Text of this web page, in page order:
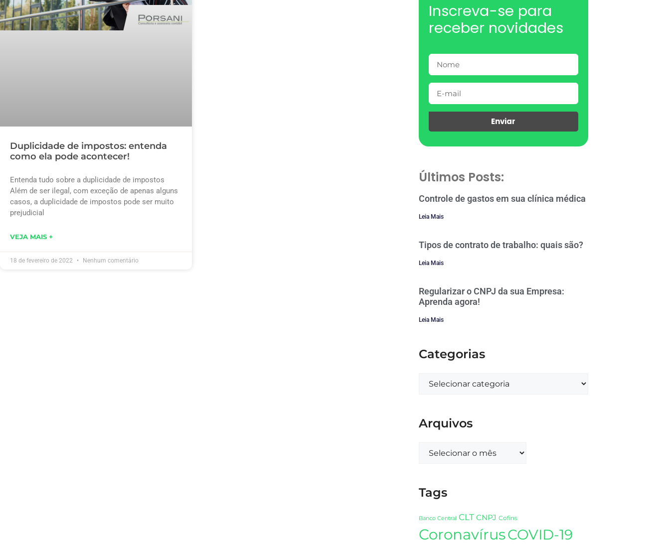
Duplicidade de impostos: entenda
como ela pode acontecer!
Entenda tudo sobre a duplicidade de impostos
Além de ser ilegal, com exceção de apenas alguns
casos, a duplicidade de impostos pode ser muito
prejudicial
VEJA MAIS +
18 de fevereiro de 2022 Nenhum comentário
Inscreva-se para
receber novidades
Enviar
Últimos Posts:
Controle de gastos em sua clínica médica
Leia Mais
Tipos de contrato de trabalho: quais são?
Leia Mais
Regularizar o CNPJ da sua Empresa:
Aprenda agora!
Leia Mais
Categorias
Arquivos
Tags
Banco Central CLT CNPJ Cofins
CoronavírusCOVID-19